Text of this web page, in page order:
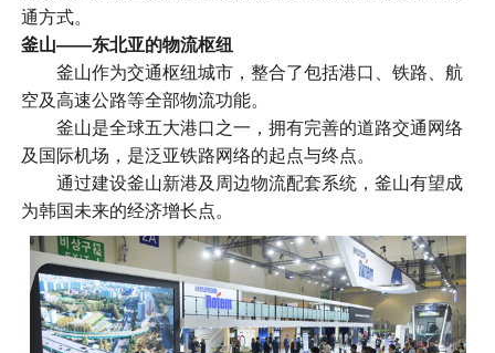
通方式。
釜山——东北亚的物流枢纽
釜山作为交通枢纽城市，整合了包括港口、铁路、航
空及高速公路等全部物流功能。
釜山是全球五大港口之一，拥有完善的道路交通网络
及国际机场，是泛亚铁路网络的起点与终点。
通过建设釜山新港及周边物流配套系统，釜山有望成
为韩国未来的经济增长点。